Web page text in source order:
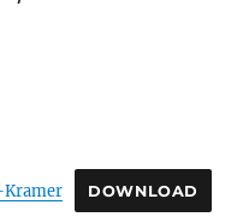
Kramer DOWNLOAD